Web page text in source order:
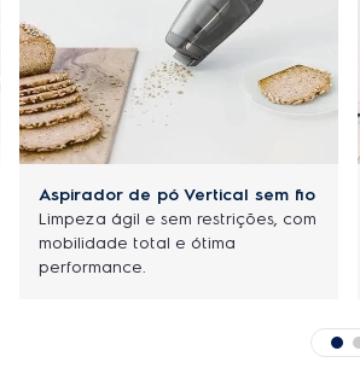
Aspirador de pó Vertical sem fio
Limpeza ágil e sem restrições, com
mobilidade total e ótima
performance.